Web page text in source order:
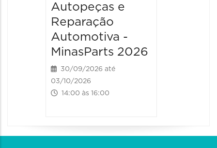
Autopeças e
Reparação
Automotiva -
MinasParts 2026
30/09/2026 até
03/10/2026
14:00 às 16:00